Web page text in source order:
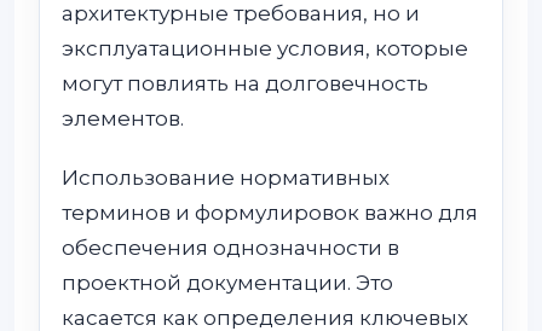
архитектурные требования, но и
эксплуатационные условия, которые
могут повлиять на долговечность
элементов.
Использование нормативных
терминов и формулировок важно для
обеспечения однозначности в
проектной документации. Это
касается как определения ключевых